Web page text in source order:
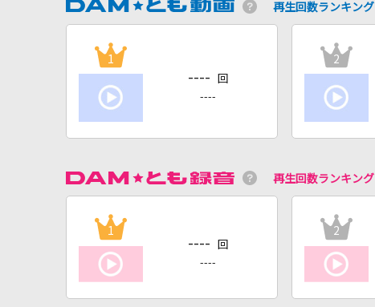
再生回数ランキング
1
---- 回
----
2
再生回数ランキング
1
---- 回
----
2